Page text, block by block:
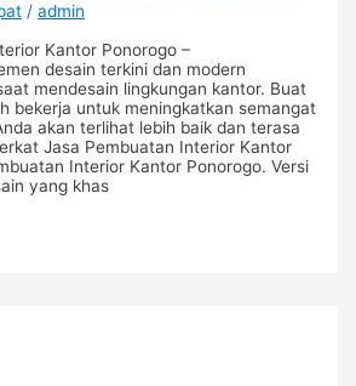
/admin
Kantor Ponorogo –
desain terkini dan modern
mendesain lingkungan kantor. Buat
bekerja untuk meningkatkan semangat
akan terlihat lebih baik dan terasa
Jasa Pembuatan Interior Kantor
Interior Kantor Ponorogo. Versi
yang khas